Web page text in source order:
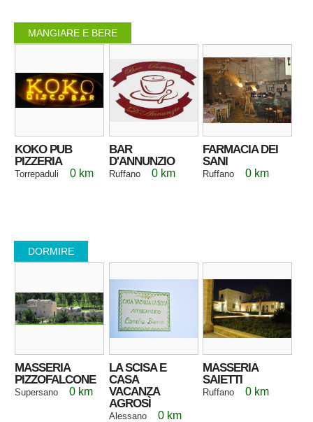
MANGIARE E BERE
KOKO PUB
PIZZERIA
Torrepaduli 0 km
BAR
D'ANNUNZIO
Ruffano 0 km
FARMACIA DEI
SANI
Ruffano 0 km
DORMIRE
MASSERIA
PIZZOFALCONE
Supersano 0 km
LA SCISA E
CASA
VACANZA
AGROSÌ
Alessano 0 km
MASSERIA
SAIETTI
Ruffano 0 km